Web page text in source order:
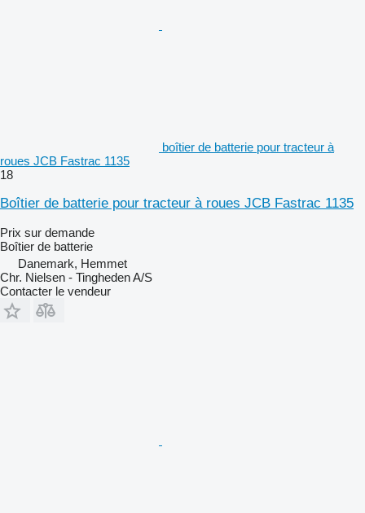
boîtier de batterie pour tracteur à
roues JCB Fastrac 1135
18
Boîtier de batterie pour tracteur à roues JCB Fastrac 1135
Prix sur demande
Boîtier de batterie
Danemark, Hemmet
Chr. Nielsen - Tingheden A/S
Contacter le vendeur